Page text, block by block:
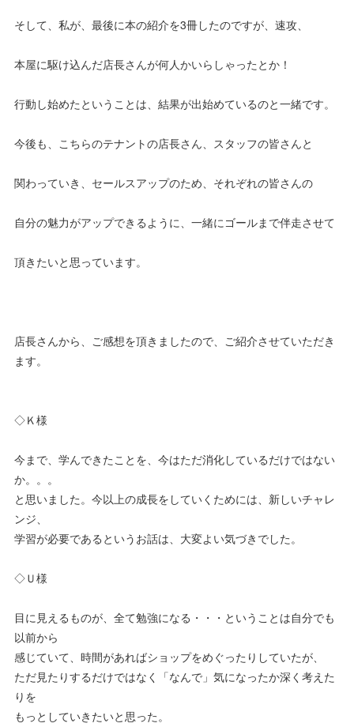
そして、私が、最後に本の紹介を3冊したのですが、速攻、
本屋に駆け込んだ店長さんが何人かいらしゃったとか！
行動し始めたということは、結果が出始めているのと一緒です。
今後も、こちらのテナントの店長さん、スタッフの皆さんと
関わっていき、セールスアップのため、それぞれの皆さんの
自分の魅力がアップできるように、一緒にゴールまで伴走させて
頂きたいと思っています。
店長さんから、ご感想を頂きましたので、ご紹介させていただき
ます。
◇Ｋ様
今まで、学んできたことを、今はただ消化しているだけではない
か。。。
と思いました。今以上の成長をしていくためには、新しいチャレ
ンジ、
学習が必要であるというお話は、大変よい気づきでした。
◇Ｕ様
目に見えるものが、全て勉強になる・・・ということは自分でも
以前から
感じていて、時間があればショップをめぐったりしていたが、
ただ見たりするだけではなく「なんで」気になったか深く考えた
りを
もっとしていきたいと思った。